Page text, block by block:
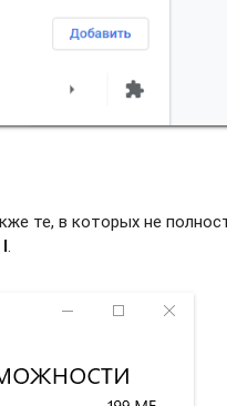
те, в которых не